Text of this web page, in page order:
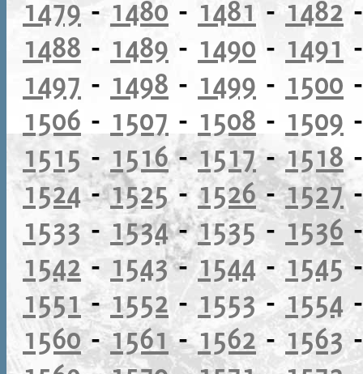
1479 - 1480 - 1481 - 1482
1488 - 1489 - 1490 - 1491
1497 - 1498 - 1499 - 1500
1506 - 1507 - 1508 - 1509
1515- 1516-1517-1518
1524-1525-1526-1527
1533 - 1534-1535 - 1536
1542 - 1543-1544- 1545
1551-1552 - 1553- 1554
1560-1561-1562-1563